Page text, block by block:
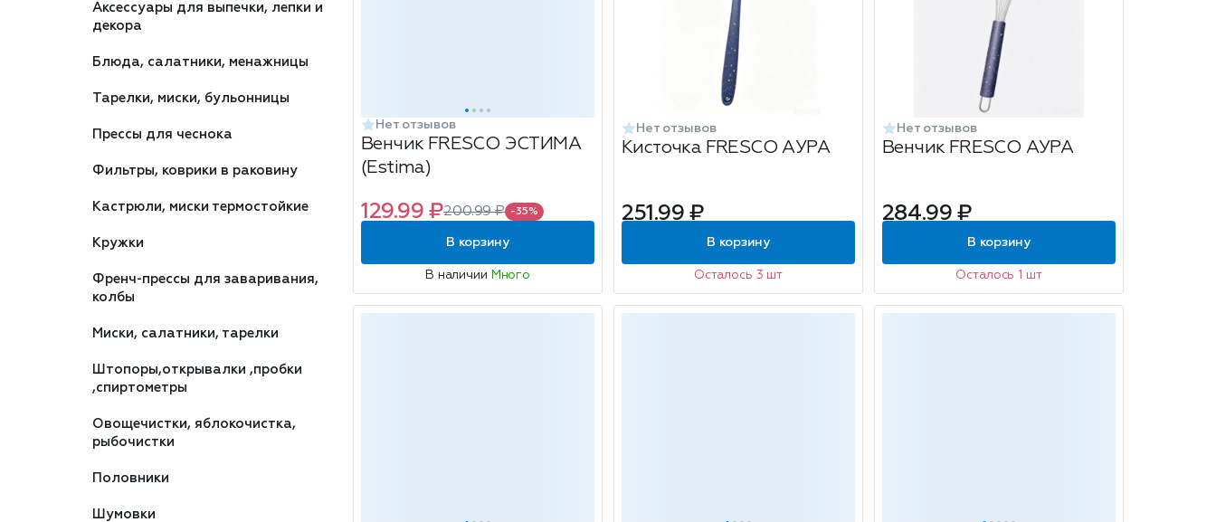
Аксессуары для выпечки, лепки и
декора
Блюда, салатники, менажницы
Тарелки, миски, бульонницы
Прессы для чеснока
Фильтры, коврики в раковину
Кастрюли, миски термостойкие
Кружки
Френч-прессы для заваривания,
колбы
Миски, салатники, тарелки
Штопоры,открывалки ,пробки
,спиртометры
Овощечистки, яблокочистка,
рыбочистки
Половники
Шумовки
Нет отзывов
Венчик FRESCO ЭСТИМА
(Estima)
129.99 ₽200.99 ₽ -35%
В корзину
В наличии Много
Нет отзывов
Кисточка FRESCO АУРА
251.99 ₽
В корзину
Осталось 3 шт
Нет отзывов
Венчик FRESCO АУРА
284.99 ₽
В корзину
Осталось 1 шт